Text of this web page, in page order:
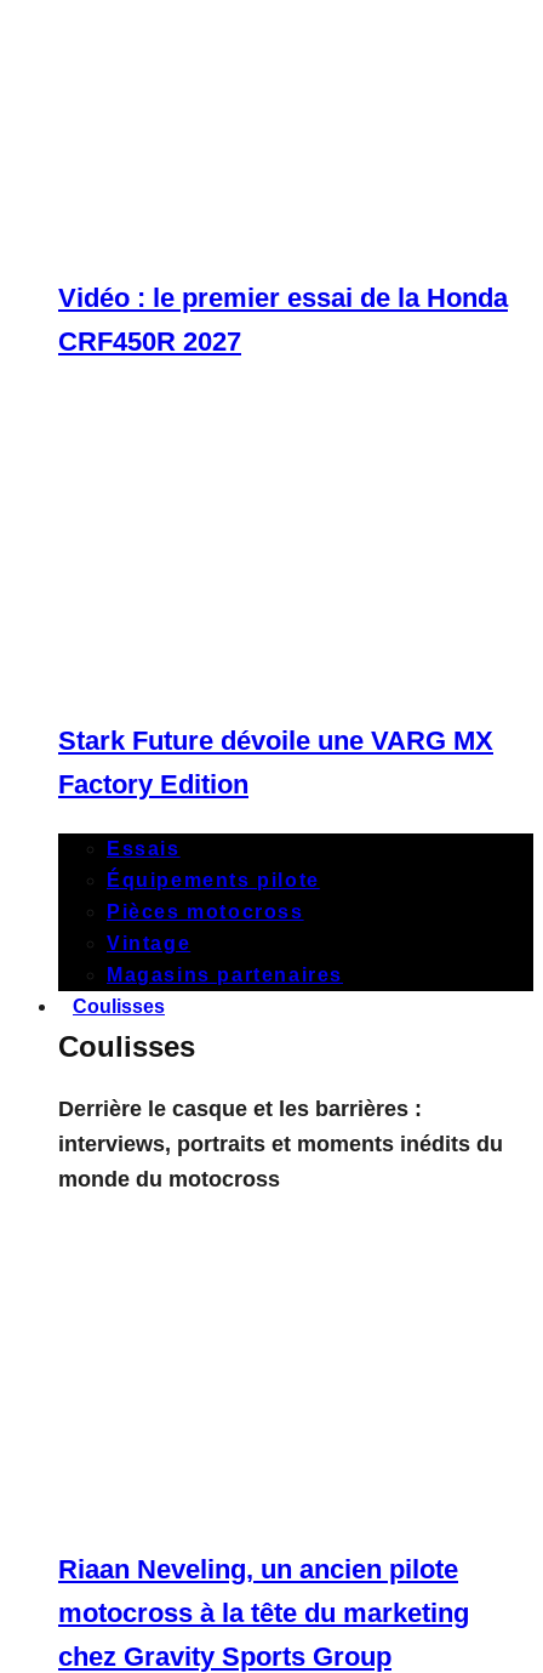
Vidéo : le premier essai de la Honda
CRF450R 2027
Stark Future dévoile une VARG MX
Factory Edition
Essais
Équipements pilote
Pièces motocross
Vintage
Magasins partenaires
Coulisses
Coulisses
Derrière le casque et les barrières :
interviews, portraits et moments inédits du
monde du motocross
Riaan Neveling, un ancien pilote
motocross à la tête du marketing
chez Gravity Sports Group